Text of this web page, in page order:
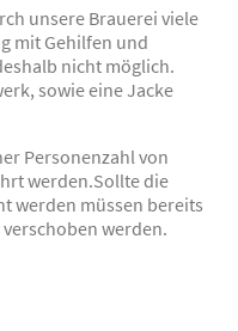
unsere Brauerei viele
mit Gehilfen und
nicht möglich.
sowie eine Jacke
Personenzahl von
werden.Sollte die
werden müssen bereits
werden.